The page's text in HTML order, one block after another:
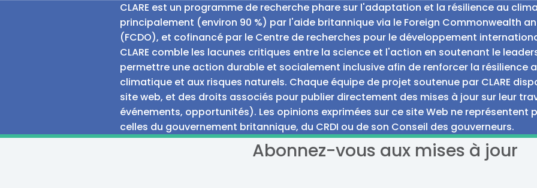
CLARE est un programme de recherche phare sur l'adaptation et la résilience au
principalement (environ 90 %) par l'aide britannique via le Foreign Commonwealth
(FCDO), et cofinancé par le Centre de recherches pour le développement
CLARE comble les lacunes critiques entre la science et l'action en soutenant le
permettre une action durable et socialement inclusive afin de renforcer la résilience
climatique et aux risques naturels. Chaque équipe de projet soutenue par CLARE
site web, et des droits associés pour publier directement des mises à jour sur leur
événements, opportunités). Les opinions exprimées sur ce site Web ne représentent
celles du gouvernement britannique, du CRDI ou de son Conseil des gouverneurs.
Abonnez-vous aux mises à jour